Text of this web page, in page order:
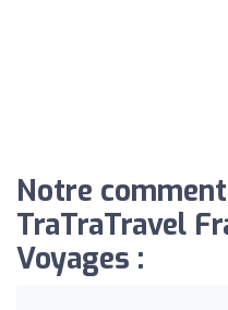
Notre
TraTraTravel
Voyages :